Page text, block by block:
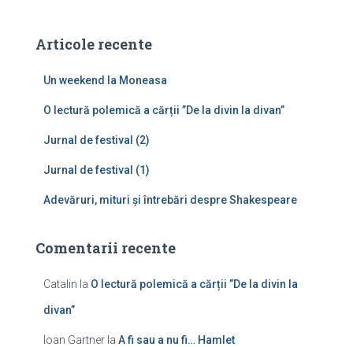
d
Articole recente
Un weekend la Moneasa
O lectură polemică a cărții ”De la divin la divan”
Jurnal de festival (2)
Jurnal de festival (1)
Adevăruri, mituri și întrebări despre Shakespeare
Comentarii recente
Catalin la O lectură polemică a cărții ”De la divin la
divan”
Ioan Gartner la A fi sau a nu fi… Hamlet